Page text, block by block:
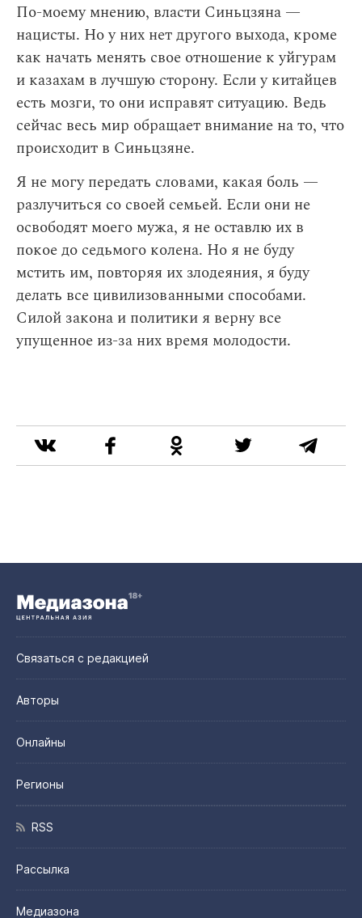
По-моему мнению, власти Синьцзяна —
нацисты. Но у них нет другого выхода, кроме
как начать менять свое отношение к уйгурам
и казахам в лучшую сторону. Если у китайцев
есть мозги, то они исправят ситуацию. Ведь
сейчас весь мир обращает внимание на то, что
происходит в Синьцзяне.
Я не могу передать словами, какая боль —
разлучиться со своей семьей. Если они не
освободят моего мужа, я не оставлю их в
покое до седьмого колена. Но я не буду
мстить им, повторяя их злодеяния, я буду
делать все цивилизованными способами.
Силой закона и политики я верну все
упущенное из-за них время молодости.
Связаться с редакцией
Авторы
Онлайны
Регионы
RSS
Рассылка
Медиазона